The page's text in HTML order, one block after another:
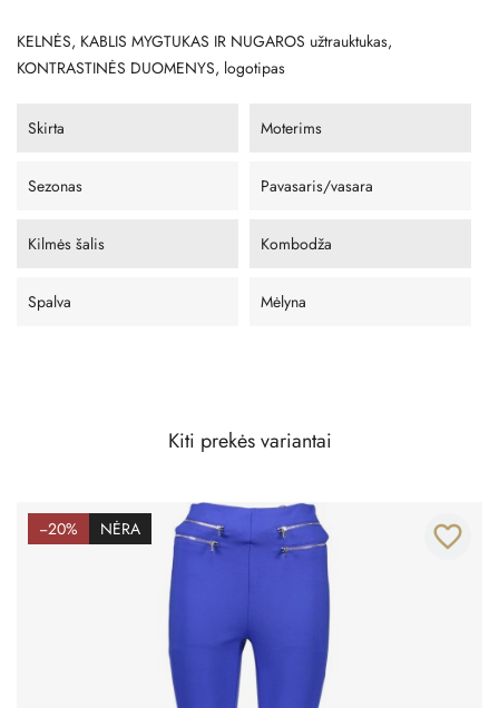
KELNĖS, KABLIS MYGTUKAS IR NUGAROS užtrauktukas,
KONTRASTINĖS DUOMENYS, logotipas
Skirta Moterims
Sezonas Pavasaris/vasara
Kilmės šalis Kombodža
Spalva Mėlyna
Kiti prekės variantai
−20% NĖRA favorite_border